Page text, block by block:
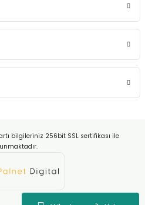
bilgileriniz 256bit SSL sertifikası ile